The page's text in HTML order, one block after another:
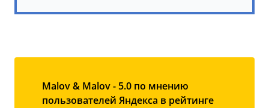
Malov & Malov - 5.0 по мнению
пользователей Яндекса в рейтинге